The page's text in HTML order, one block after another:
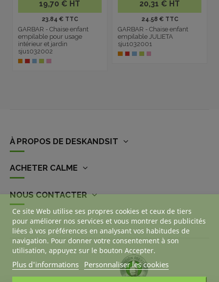
19,70 € HT
23.84 € TTC
GARBAR - Chaise enfant
empilable pour usage
intérieur et jardin
sju1032002
20,31 € HT
24.58 € TTC
GARBAR - Chaise enfant
empilable JULIETA
sju1032001
À PROPOS DE DESKANDSIT
ACHETER CALME
NOUS CONTACTER
Ce site Web utilise ses propres cookies et ceux de tiers
pour améliorer nos services et vous montrer des publicités
liées à vos préférences en analysant vos habitudes de
navigation. Pour donner votre consentement à son
utilisation, appuyez sur le bouton Accepter.
Plus d'informations Personnaliser les cookies